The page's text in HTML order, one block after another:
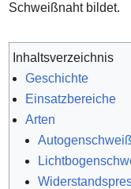
Schweißnaht bildet.
Inhaltsverzeichnis
Geschichte
Einsatzbereiche
Arten